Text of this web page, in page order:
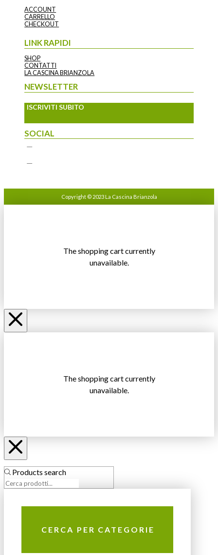
ACCOUNT
CARRELLO
CHECKOUT
LINK RAPIDI
SHOP
CONTATTI
LA CASCINA BRIANZOLA
NEWSLETTER
ISCRIVITI SUBITO
SOCIAL
Copyright © 2023 La Cascina Brianzola
The shopping cart currently
unavailable.
The shopping cart currently
unavailable.
Products search
CERCA PER CATEGORIE